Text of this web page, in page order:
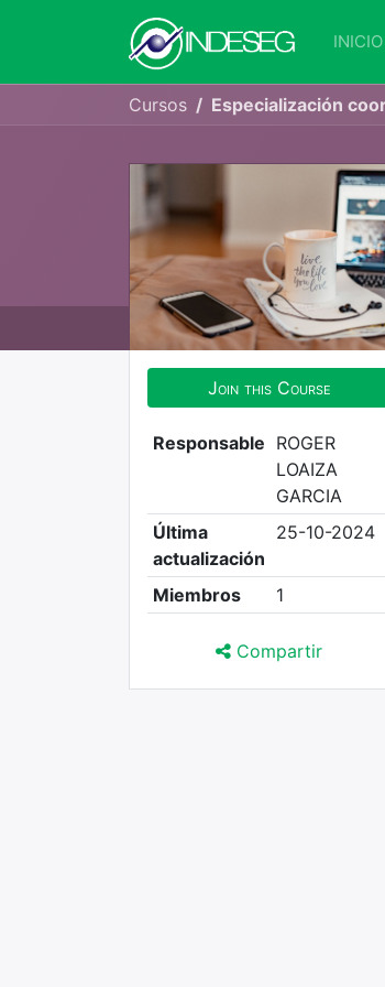
INICIO
Cursos Especialización
Join this Course
Responsable ROGER
LOAIZA
GARCIA
Última
actualización
25-10-2024
Miembros 1
Compartir